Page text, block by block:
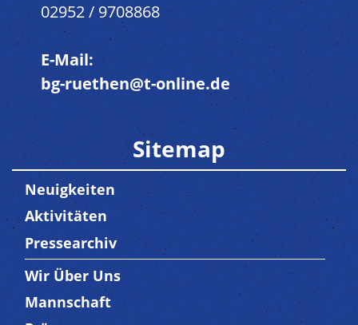
02952 / 9708868
E-Mail:
bg-ruethen@t-online.de
Sitemap
Neuigkeiten
Aktivitäten
Pressearchiv
Trenner3
Wir Über Uns
Mannschaft